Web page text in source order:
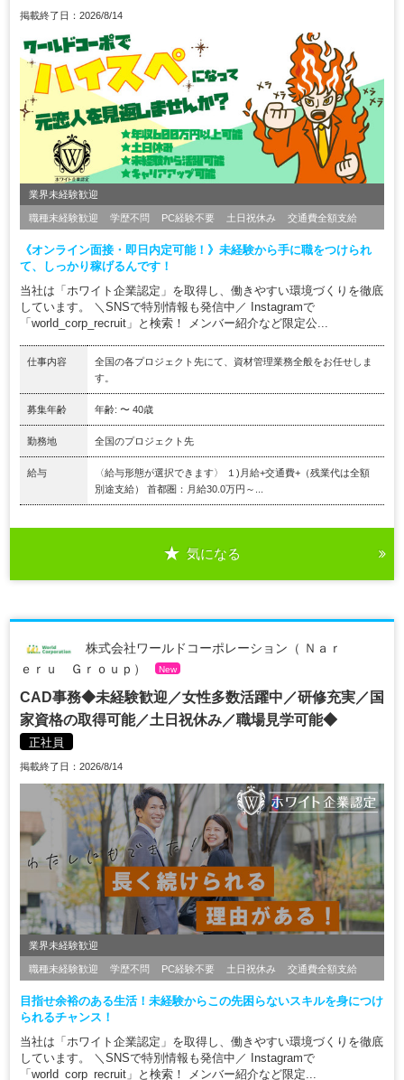
掲載終了日：2026/8/14
業界未経験歓迎
職種未経験歓迎 学歴不問 PC経験不要 土日祝休み 交通費全額支給
《オンライン面接・即日内定可能！》未経験から手に職をつけられ
て、しっかり稼げるんです！
当社は「ホワイト企業認定」を取得し、働きやすい環境づくりを徹底
しています。 ＼SNSで特別情報も発信中／ Instagramで
「world_corp_recruit」と検索！ メンバー紹介など限定公...
仕事内容
全国の各プロジェクト先にて、資材管理業務全般をお任せしま
す。
募集年齢 年齢: 〜 40歳
勤務地 全国のプロジェクト先
給与
〈給与形態が選択できます〉 １)月給+交通費+（残業代は全額
別途支給） 首都圏：月給30.0万円～...
気になる
株式会社ワールドコーポレーション（ Ｎａｒ
ｅｒｕ Ｇｒｏｕｐ）
New
CAD事務◆未経験歓迎／女性多数活躍中／研修充実／国
家資格の取得可能／土日祝休み／職場見学可能◆
正社員
掲載終了日：2026/8/14
業界未経験歓迎
職種未経験歓迎 学歴不問 PC経験不要 土日祝休み 交通費全額支給
目指せ余裕のある生活！未経験からこの先困らないスキルを身につけ
られるチャンス！
当社は「ホワイト企業認定」を取得し、働きやすい環境づくりを徹底
しています。 ＼SNSで特別情報も発信中／ Instagramで
「world_corp_recruit」と検索！ メンバー紹介など限定...